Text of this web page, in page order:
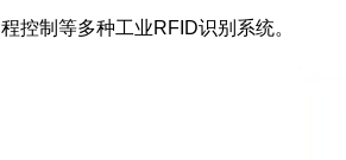
程控制等多种工业RFID识别系统。